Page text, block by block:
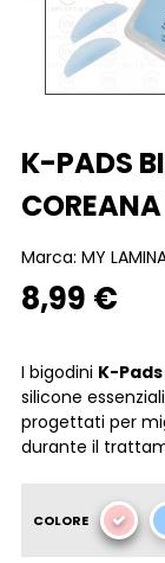
K-PADS
Marca: MY
8,99 €
I bigodini K-
silicone
progettati per
durante il
COLORE